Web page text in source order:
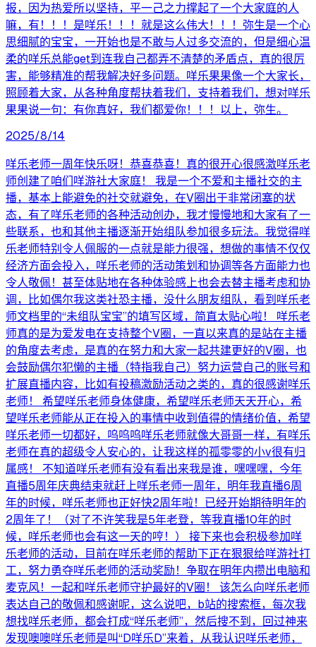
报，因为热爱所以坚持，平一己之力撑起了一个大家庭的人
嘛，有！！！是咩乐！！！就是这么伟大！！！弥生是一个心
思细腻的宝宝，一开始也是不敢与人过多交流的，但是细心温
柔的咩乐总能get到连我自己都弄不清楚的矛盾点，真的很厉
害，能够精准的帮我解决好多问题。咩乐果果像一个大家长，
照顾着大家，从各种角度帮扶着我们，支持着我们，想对咩乐
果果说一句：有你真好，我们都爱你！！！以上，弥生。
2025/8/14
咩乐老师一周年快乐呀！恭喜恭喜！真的很开心很感激咩乐老
师创建了咱们咩游社大家庭！ 我是一个不爱和主播社交的主
播，基本上能避免的社交就避免，在V圈出于非常闭塞的状
态，有了咩乐老师的各种活动创办，我才慢慢地和大家有了一
些联系，也和其他主播逐渐开始组队参加很多玩法。我觉得咩
乐老师特别令人佩服的一点就是能力很强，想做的事情不仅仅
经济方面会投入，咩乐老师的活动策划和协调等各方面能力也
令人敬佩！甚至体贴地在各种体验感上也会去替主播考虑和协
调，比如偶尔我这类社恐主播，没什么朋友组队，看到咩乐老
师文档里的“未组队宝宝”的填写区域，简直太贴心啦！ 咩乐老
师真的是为爱发电在支持整个V圈，一直以来真的是站在主播
的角度去考虑，是真的在努力和大家一起共建更好的V圈，也
会鼓励偶尔犯懒的主播（特指我自己）努力运营自己的账号和
扩展直播内容，比如有投稿激励活动之类的，真的很感谢咩乐
老师！ 希望咩乐老师身体健康，希望咩乐老师天天开心，希
望咩乐老师能从正在投入的事情中收到值得的情绪价值，希望
咩乐老师一切都好，呜呜呜咩乐老师就像大哥哥一样，有咩乐
老师在真的超级令人安心的，让我这样的孤零零的小v很有归
属感！ 不知道咩乐老师有没有看出来我是谁，嘿嘿嘿，今年
直播5周年庆典结束就赶上咩乐老师一周年，明年我直播6周
年的时候，咩乐老师也正好快2周年啦！已经开始期待明年的
2周年了！（对了不许笑我是5年老登，等我直播10年的时
候，咩乐老师也会有这一天的哼！） 接下来也会积极参加咩
乐老师的活动，目前在咩乐老师的帮助下正在狠狠给咩游社打
工，努力勇夺咩乐老师的活动奖励！争取在明年内攒出电脑和
麦克风！一起和咩乐老师守护最好的V圈！ 该怎么向咩乐老师
表达自己的敬佩和感谢呢，这么说吧，b站的搜索框，每次我
想找咩乐老师，都会打成“咩乐老师”，然后搜不到，回过神来
发现噢噢咩乐老师是叫“D咩乐D”来着，从我认识咩乐老师，